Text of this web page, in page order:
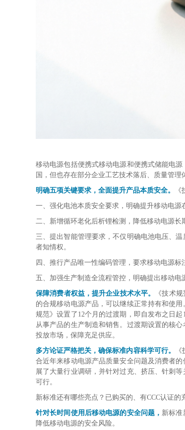
移动电源包括便携式移动电源和便携式储能电源
国，但也存在部分企业工艺技术落后、质量管
明确五项关键要求，全面提升产品本质安全。
一、强化电池本质安全要求，明确提升移动电源
二、新增循环老化后析锂检测，降低移动电源长
三、提出智能管理要求，不仅明确电池电压、
者知情权。
四、 推行产品唯一性编码管理，要求移动电源标
五、加强生产制造全流程管控，明确提出移动电
保障消费者权益，提升企业技术水平。 《技术
的合规移动电源产品，可以继续正常持有和使
规范》设置了12个月的过渡期，即自发布之日
从事产品的生产制造和销售。过渡期设置的核
投放市场，保障充足供应。
多方论证严格把关，确保标准内容科学可行。
合近年来移动电源产品质量安全问题及消费者
展了大量行业调研，并针对过充、挤压、针刺
可行。
新标准还有哪些亮点？已购买的、有CCC认证
针对长时间使用后移动电源的安全问题， 新标准
降低移动电源的安全风险。